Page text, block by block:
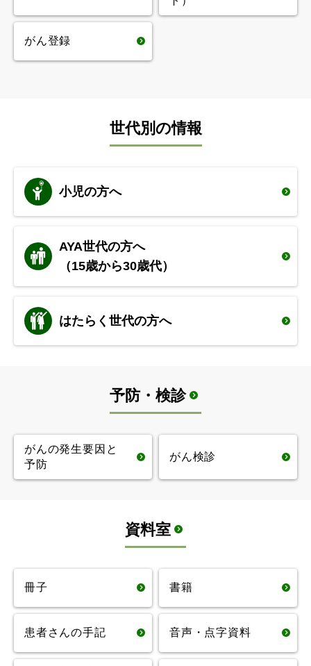
がん遺伝子検査
法を中心に）
（臨床試験、治験
など）について
診断と治療 一覧ページ
方を考える
一覧ページ
がん登録
世代別の情報
小児の方へ
AYA世代の方へ
（15歳から30歳代）
はたらく世代の方へ
予防・検診
がんの発生要因と
予防
がん検診
資料室
冊子 書籍
患者さんの手記 音声・点字資料